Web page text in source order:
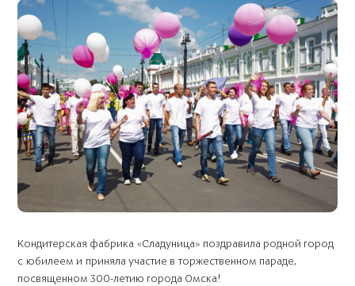
Кондитерская фабрика «Сладуница» поздравила родной город
с юбилеем и приняла участие в торжественном параде,
посвященном 300-летию города Омска!